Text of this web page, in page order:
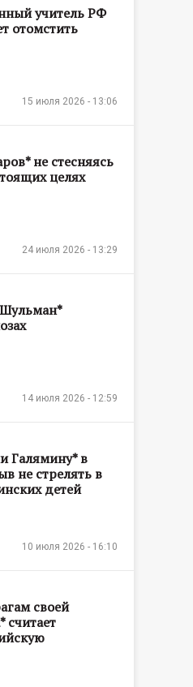
учитель РФ
отомстить
15 июля 2026 - 13:06
не стесняясь
целях
24 июля 2026 - 13:29
14 июля 2026 - 12:59
Галямину* в
не стрелять в
детей
10 июля 2026 - 16:10
своей
считает